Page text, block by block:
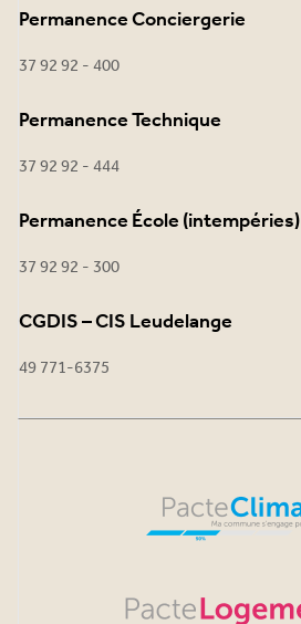
Permanence Conciergerie
37 92 92 - 400
Permanence Technique
37 92 92 - 444
Permanence École (intempéries)
37 92 92 - 300
CGDIS – CIS Leudelange
49 771-6375